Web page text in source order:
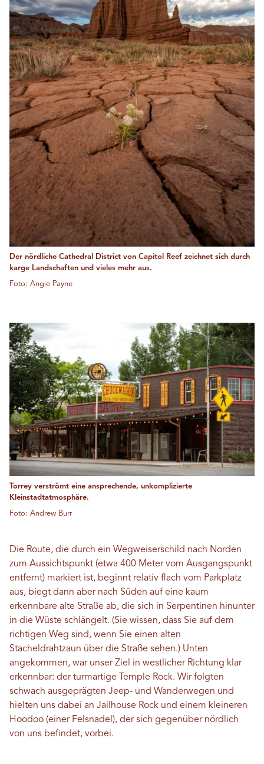
Der nördliche Cathedral District von Capitol Reef zeichnet sich durch
karge Landschaften und vieles mehr aus.
Foto: Angie Payne
Torrey verströmt eine ansprechende, unkomplizierte
Kleinstadtatmosphäre.
Foto: Andrew Burr
Die Route, die durch ein Wegweiserschild nach Norden
zum Aussichtspunkt (etwa 400 Meter vom Ausgangspunkt
entfernt) markiert ist, beginnt relativ flach vom Parkplatz
aus, biegt dann aber nach Süden auf eine kaum
erkennbare alte Straße ab, die sich in Serpentinen hinunter
in die Wüste schlängelt. (Sie wissen, dass Sie auf dem
richtigen Weg sind, wenn Sie einen alten
Stacheldrahtzaun über die Straße sehen.) Unten
angekommen, war unser Ziel in westlicher Richtung klar
erkennbar: der turmartige Temple Rock. Wir folgten
schwach ausgeprägten Jeep- und Wanderwegen und
hielten uns dabei an Jailhouse Rock und einem kleineren
Hoodoo (einer Felsnadel), der sich gegenüber nördlich
von uns befindet, vorbei.